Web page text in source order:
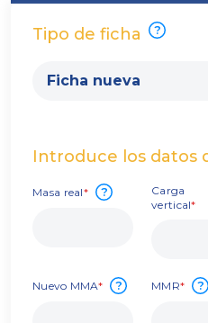
Tipo de ficha ?
Introduce los datos
Masa real ?
Carga
vertical
Nuevo MMA ? MMR ?